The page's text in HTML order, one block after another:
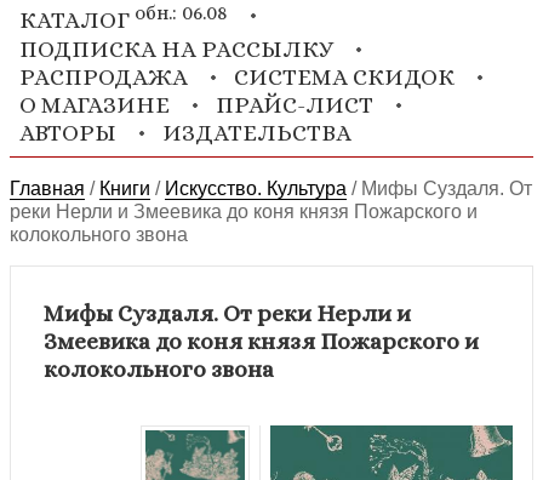
КАТАЛОГ обн.: 06.08
ПОДПИСКА НА РАССЫЛКУ
РАСПРОДАЖА
СИСТЕМА СКИДОК
О МАГАЗИНЕ
ПРАЙС-ЛИСТ
АВТОРЫ
ИЗДАТЕЛЬСТВА
Главная / Книги / Искусство. Культура / Мифы Суздаля. От
реки Нерли и Змеевика до коня князя Пожарского и
колокольного звона
Мифы Суздаля. От реки Нерли и
Змеевика до коня князя Пожарского и
колокольного звона